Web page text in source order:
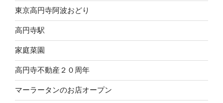
東京高円寺阿波おどり
高円寺駅
家庭菜園
高円寺不動産２０周年
マーラータンのお店オープン